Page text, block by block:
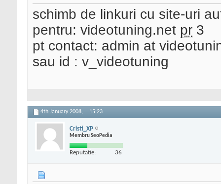
schimb de linkuri cu site-uri
pentru: videotuning.net pr 3
pt contact: admin at
sau id : v_videotuning
4th January 2008, 15:23
Cristi_XP
Membru SeoPedia
Reputatie: 36